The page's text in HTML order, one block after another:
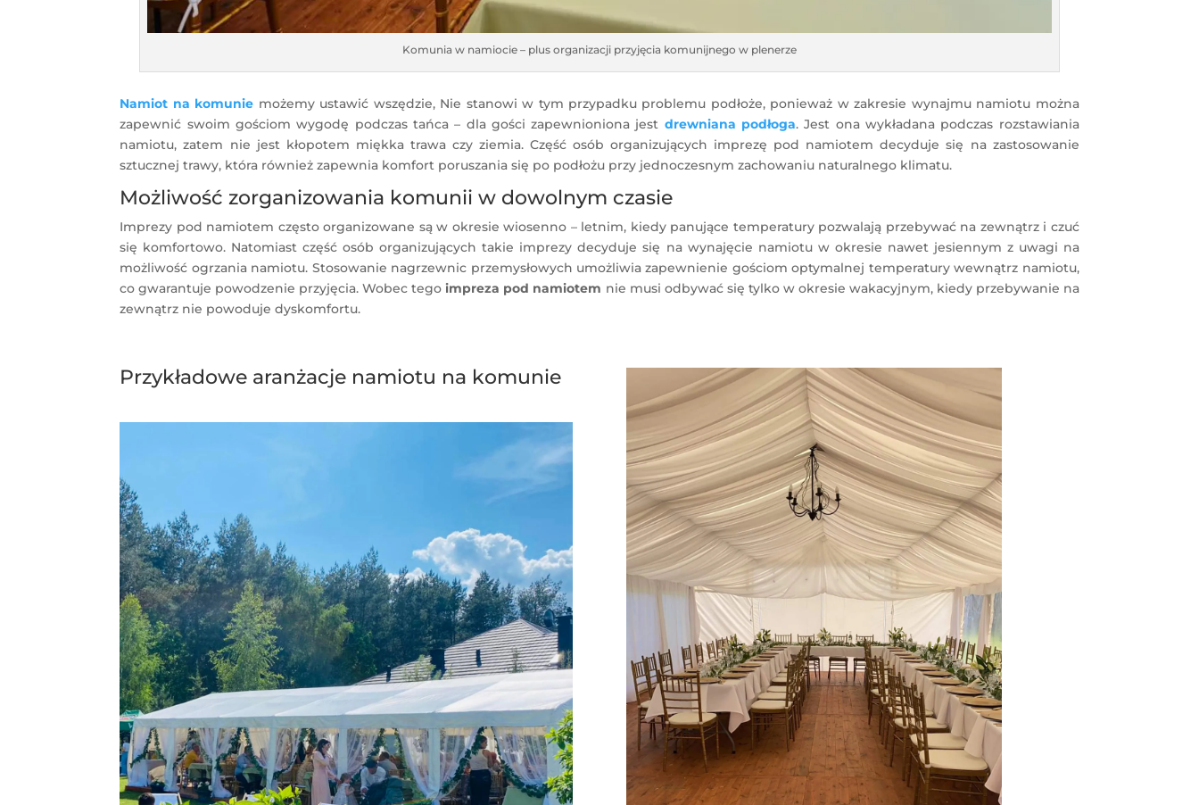
Komunia w namiocie – plus organizacji przyjęcia komunijnego w plenerze
Namiot na komunie możemy ustawić wszędzie, Nie stanowi w tym przypadku problemu podłoże, ponieważ w zakresie wynajmu namiotu można
zapewnić swoim gościom wygodę podczas tańca – dla gości zapewnioniona jest drewniana podłoga. Jest ona wykładana podczas rozstawiania
namiotu, zatem nie jest kłopotem miękka trawa czy ziemia. Część osób organizujących imprezę pod namiotem decyduje się na zastosowanie
sztucznej trawy, która również zapewnia komfort poruszania się po podłożu przy jednoczesnym zachowaniu naturalnego klimatu.
Możliwość zorganizowania komunii w dowolnym czasie
Imprezy pod namiotem często organizowane są w okresie wiosenno – letnim, kiedy panujące temperatury pozwalają przebywać na zewnątrz i czuć
się komfortowo. Natomiast część osób organizujących takie imprezy decyduje się na wynajęcie namiotu w okresie nawet jesiennym z uwagi na
możliwość ogrzania namiotu. Stosowanie nagrzewnic przemysłowych umożliwia zapewnienie gościom optymalnej temperatury wewnątrz namiotu,
co gwarantuje powodzenie przyjęcia. Wobec tegoimpreza pod namiotem nie musi odbywać się tylko w okresie wakacyjnym, kiedy przebywanie na
zewnątrz nie powoduje dyskomfortu.
Przykładowe aranżacje namiotu na komunie